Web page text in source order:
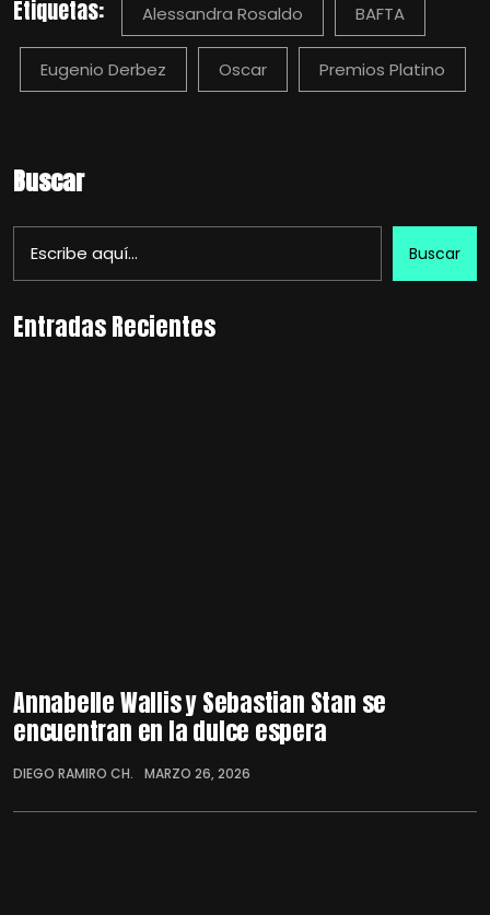
Etiquetas: Alessandra Rosaldo BAFTA
Eugenio Derbez Oscar Premios Platino
Buscar
Buscar
Entradas Recientes
Annabelle Wallis y Sebastian Stan se
encuentran en la dulce espera
DIEGO RAMIRO CH. MARZO 26, 2026